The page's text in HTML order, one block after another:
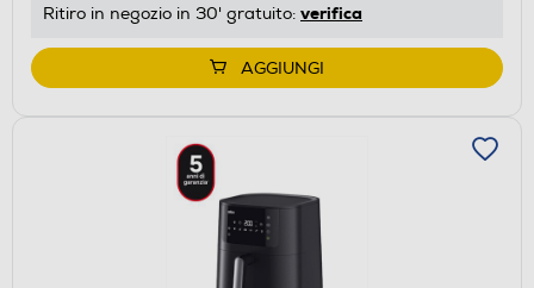
Ritiro in negozio in 30' gratuito: verifica
AGGIUNGI